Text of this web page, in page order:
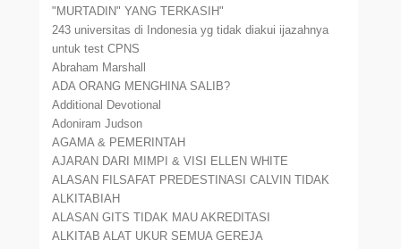
"MURTADIN" YANG TERKASIH"
243 universitas di Indonesia yg tidak diakui ijazahnya
untuk test CPNS
Abraham Marshall
ADA ORANG MENGHINA SALIB?
Additional Devotional
Adoniram Judson
AGAMA & PEMERINTAH
AJARAN DARI MIMPI & VISI ELLEN WHITE
ALASAN FILSAFAT PREDESTINASI CALVIN TIDAK
ALKITABIAH
ALASAN GITS TIDAK MAU AKREDITASI
ALKITAB ALAT UKUR SEMUA GEREJA